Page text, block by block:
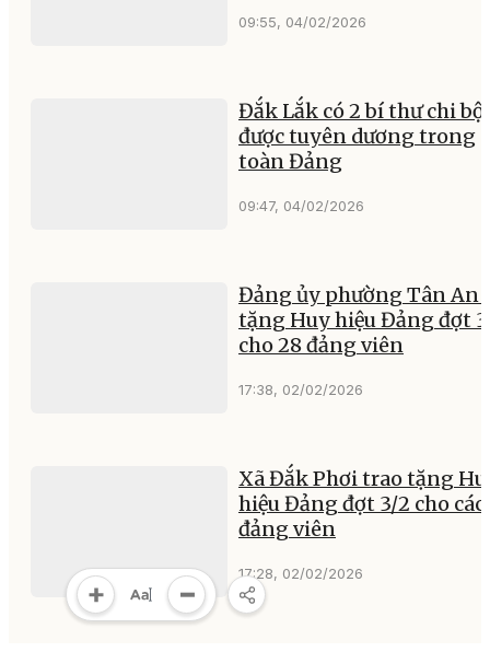
09:55, 04/02/2026
Đắk Lắk có 2 bí thư chi bộ
được tuyên dương trong
toàn Đảng
09:47, 04/02/2026
Đảng ủy phường Tân An
tặng Huy hiệu Đảng đợt
cho 28 đảng viên
17:38, 02/02/2026
Xã Đắk Phơi trao tặng
hiệu Đảng đợt 3/2 cho các
đảng viên
17:28, 02/02/2026